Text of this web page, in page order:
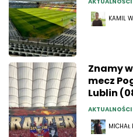
KAMIL
Znamy
mecz
Lublin
AKTUALNOŚCI
MICHAŁ